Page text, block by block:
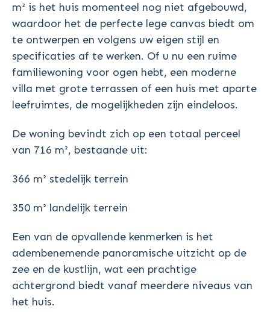
m² is het huis momenteel nog niet afgebouwd,
waardoor het de perfecte lege canvas biedt om
te ontwerpen en volgens uw eigen stijl en
specificaties af te werken. Of u nu een ruime
familiewoning voor ogen hebt, een moderne
villa met grote terrassen of een huis met aparte
leefruimtes, de mogelijkheden zijn eindeloos.
De woning bevindt zich op een totaal perceel
van 716 m², bestaande uit:
366 m² stedelijk terrein
350 m² landelijk terrein
Een van de opvallende kenmerken is het
adembenemende panoramische uitzicht op de
zee en de kustlijn, wat een prachtige
achtergrond biedt vanaf meerdere niveaus van
het huis.